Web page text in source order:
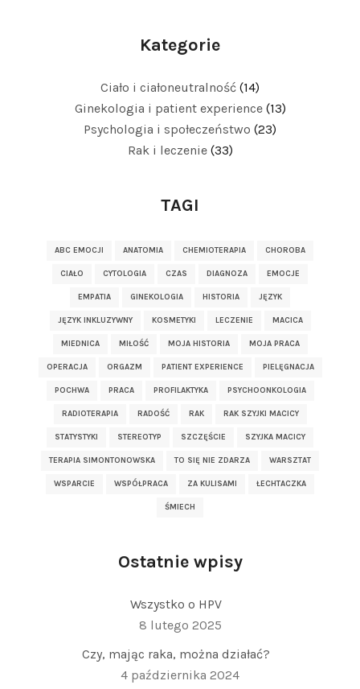
Kategorie
Ciało i ciałoneutralność (14)
Ginekologia i patient experience(13)
Psychologia i społeczeństwo (23)
Rak i leczenie(33)
TAGI
ABC EMOCJI ANATOMIA CHEMIOTERAPIA CHOROBA
CIAŁO CYTOLOGIA CZAS DIAGNOZA EMOCJE
EMPATIA GINEKOLOGIA HISTORIA JĘZYK
JĘZYK INKLUZYWNY KOSMETYKI LECZENIE MACICA
MIEDNICA MIŁOŚĆ MOJA HISTORIA MOJA PRACA
OPERACJA ORGAZM PATIENT EXPERIENCE PIELĘGNACJA
POCHWA PRACA PROFILAKTYKA PSYCHOONKOLOGIA
RADIOTERAPIA RADOŚĆ RAK RAK SZYJKI MACICY
STATYSTYKI STEREOTYP SZCZĘŚCIE SZYJKA MACICY
TERAPIA SIMONTONOWSKA TO SIĘ NIE ZDARZA WARSZTAT
WSPARCIE WSPÓŁPRACA ZA KULISAMI ŁECHTACZKA
ŚMIECH
Ostatnie wpisy
Wszystko o HPV
8 lutego 2025
Czy, mając raka, można działać?
4 października 2024